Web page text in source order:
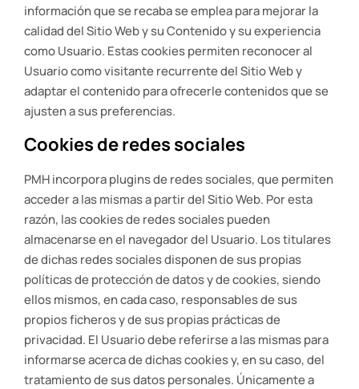
información que se recaba se emplea para mejorar la
calidad del Sitio Web y su Contenido y su experiencia
como Usuario. Estas cookies permiten reconocer al
Usuario como visitante recurrente del Sitio Web y
adaptar el contenido para ofrecerle contenidos que se
ajusten a sus preferencias.
Cookies de redes sociales
PMHincorpora plugins de redes sociales, que permiten
acceder a las mismas a partir del Sitio Web. Por esta
razón, las cookies de redes sociales pueden
almacenarse en el navegador del Usuario. Los titulares
de dichas redes sociales disponen de sus propias
políticas de protección de datos y de cookies, siendo
ellos mismos, en cada caso, responsables de sus
propios ficheros y de sus propias prácticas de
privacidad. El Usuario debe referirse a las mismas para
informarse acerca de dichas cookies y, en su caso, del
tratamiento de sus datos personales. Únicamente a